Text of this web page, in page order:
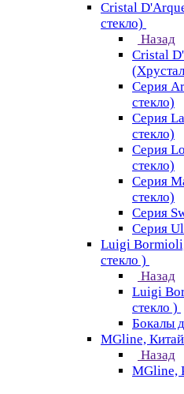
Cristal
стекло)
Назад
Cristal
Серия
стекло)
Серия
стекло)
Серия
стекло)
Серия
стекло)
Серия
Серия
Luigi Bormioli,
стекло )
Назад
Luigi
стекло )
Бокалы
MGline, Китай
Назад
MGline,